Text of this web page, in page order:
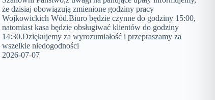
że dzisiaj obowiązują zmienione godziny pracy
Wojkowickich Wód.Biuro będzie czynne do godziny 15:00,
natomiast kasa będzie obsługiwać klientów do godziny
14:30.Dziękujemy za wyrozumiałość i przepraszamy za
wszelkie niedogodności
2026-07-07